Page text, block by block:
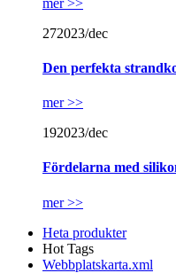
272023/dec
Den perfekta
mer >>
192023/dec
Fördelarna med
mer >>
Heta produkter
Hot Tags
Webbplatskarta.xml